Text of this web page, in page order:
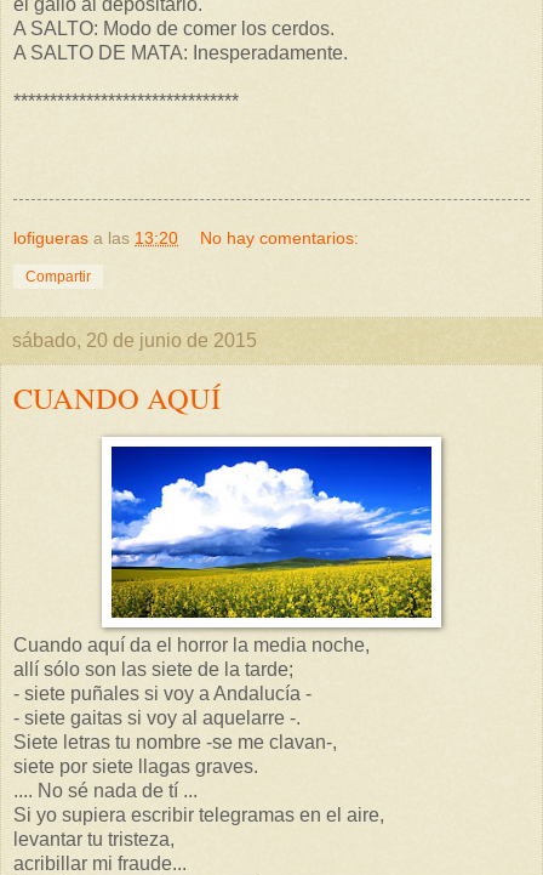
A SALTO: Modo de comer los cerdos.
A SALTO DE MATA: Inesperadamente.
*******************************
lofigueras a las 13:20 No hay comentarios:
Compartir
sábado, 20 de junio de 2015
CUANDO AQUÍ
Cuando aquí da el horror la media noche,
allí sólo son las siete de la tarde;
- siete puñales si voy a Andalucía -
- siete gaitas si voy al aquelarre -.
Siete letras tu nombre -se me clavan-,
siete por siete llagas graves.
.... No sé nada de tí ...
Si yo supiera escribir telegramas en el aire,
levantar tu tristeza,
acribillar mi fraude...